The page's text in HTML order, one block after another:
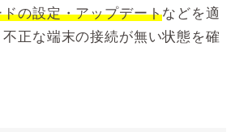
の設定・アップデートなどを適
正な端末の接続が無い状態を確